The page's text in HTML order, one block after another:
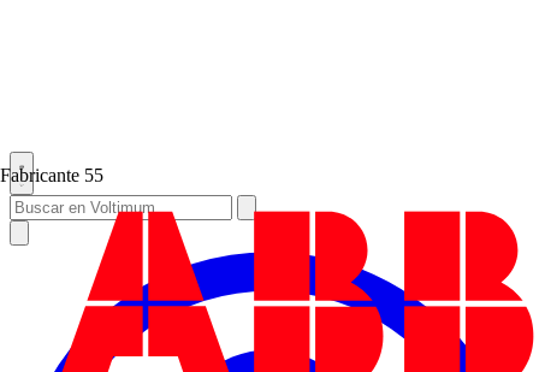
Fabricante 55